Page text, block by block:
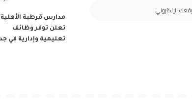
مدارس قرطبة الأهلية
تعلن توفر وظائف
تعليمية وإدارية في